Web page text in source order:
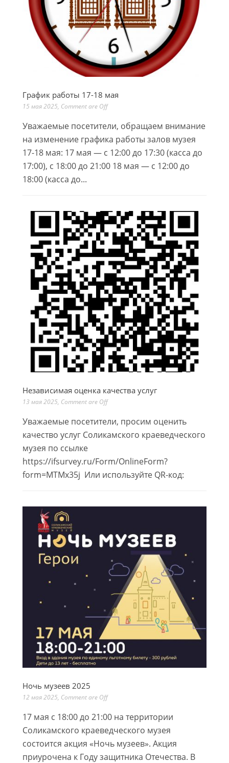
График работы 17-18 мая
15 мая 2025, Comment are Off
Уважаемые посетители, обращаем внимание
на изменение графика работы залов музея
17-18 мая: 17 мая — с 12:00 до 17:30 (касса до
17:00), с 18:00 до 21:00 18 мая — с 12:00 до
18:00 (касса до...
Независимая оценка качества услуг
13 мая 2025, Comment are Off
Уважаемые посетители, просим оценить
качество услуг Соликамского краеведческого
музея по ссылке
https://ifsurvey.ru/Form/OnlineForm?
form=MTMx35j Или используйте QR-код:
Ночь музеев 2025
12 мая 2025, Comment are Off
17 мая с 18:00 до 21:00 на территории
Соликамского краеведческого музея
состоится акция «Ночь музеев». Акция
приурочена к Году защитника Отечества. В